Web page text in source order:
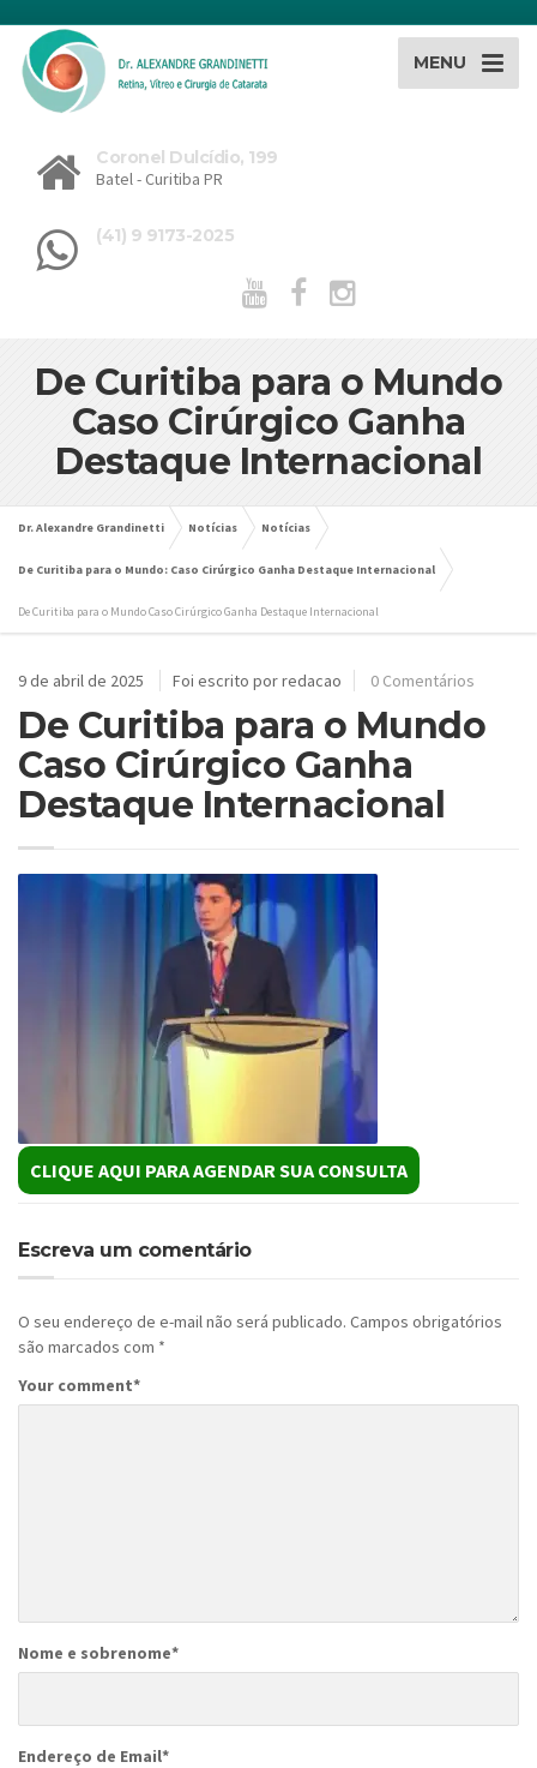
MENU
Coronel Dulcídio, 199
Batel - Curitiba PR
(41) 9 9173-2025
De Curitiba para o Mundo
Caso Cirúrgico Ganha
Destaque Internacional
Dr. Alexandre Grandinetti Notícias Notícias
De Curitiba para o Mundo: Caso Cirúrgico Ganha Destaque Internacional
De Curitiba para o Mundo Caso Cirúrgico Ganha Destaque Internacional
9 de abril de 2025 Foi escrito por redacao 0 Comentários
De Curitiba para o Mundo
Caso Cirúrgico Ganha
Destaque Internacional
CLIQUE AQUI PARA AGENDAR SUA CONSULTA
Escreva um comentário
O seu endereço de e-mail não será publicado. Campos obrigatórios
são marcados com *
Your comment*
Nome e sobrenome*
Endereço de Email*